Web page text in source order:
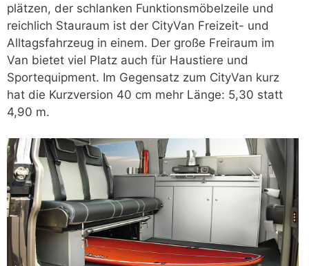
plätzen, der schlanken Funktionsmöbelzeile und
reichlich Stauraum ist der CityVan Freizeit- und
Alltagsfahrzeug in einem. Der große Freiraum im
Van bietet viel Platz auch für Haustiere und
Sportequipment. Im Gegensatz zum CityVan kurz
hat die Kurzversion 40 cm mehr Länge: 5,30 statt
4,90 m.